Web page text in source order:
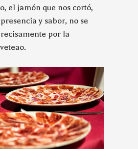
el jamón que nos cortó,
y sabor, no se
por la